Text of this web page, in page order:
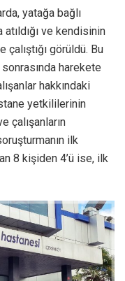
yatağa bağlı
ve kendisinin
görüldü. Bu
sonrasında harekete
hakkındaki
yetkililerinin
çalışanların
ilk
8 kişiden 4’ü ise, ilk